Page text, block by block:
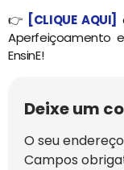
👉 [CLIQUE AQUI]
Aperfeiçoamento
EnsinE!
Deixe um
O seu
Campos